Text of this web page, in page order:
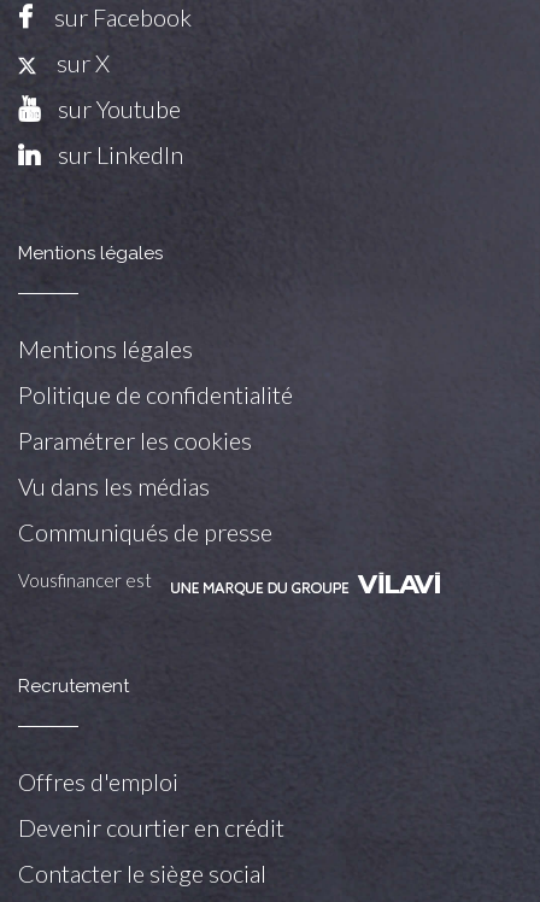
sur Facebook
sur X
sur Youtube
sur LinkedIn
Mentions légales
Mentions légales
Politique de confidentialité
Paramétrer les cookies
Vu dans les médias
Communiqués de presse
Vousfinancer est
Recrutement
Offres d'emploi
Devenir courtier en crédit
Contacter le siège social